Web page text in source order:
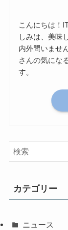
こんにちは！
しみは、美味
内外問いませ
さんの気にな
す。
カテゴリー
ニュース